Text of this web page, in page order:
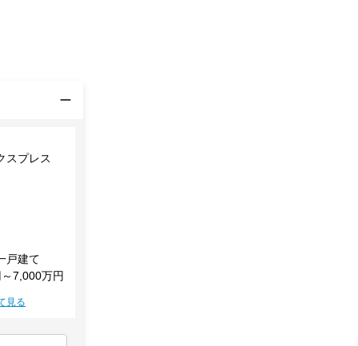
スプレス
戸建て
7,000万円
見る